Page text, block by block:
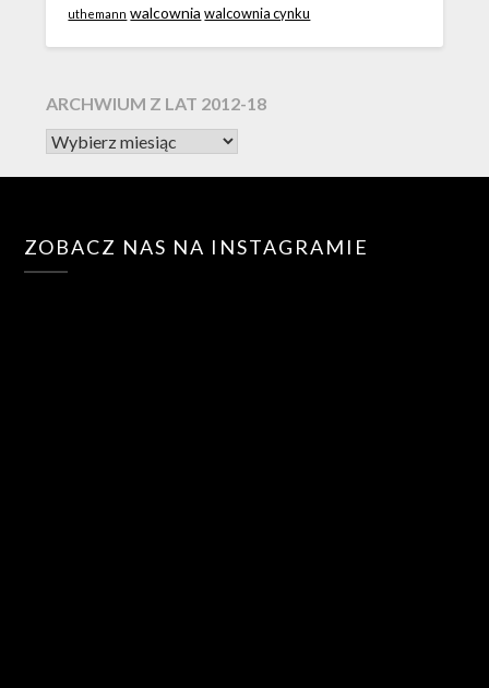
uthemann walcownia walcownia cynku
ARCHWIUM Z LAT 2012-18
ZOBACZ NAS NA INSTAGRAMIE